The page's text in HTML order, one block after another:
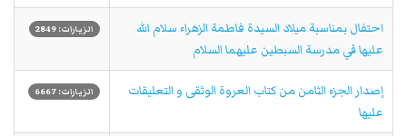
احتفال بمناسبة ميلاد السيدة فاطمة الزهراء سلام الله
عليها في مدرسة السبطين عليهما السلام
الزيارات: 2849
إصدار الجزء الثامن من كتاب العروة الوثقى و التعليقات
عليها
الزيارات: 6667